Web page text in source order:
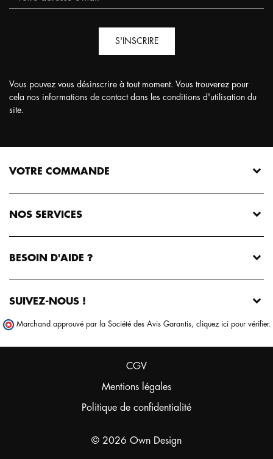
S'INSCRIRE
Vous pouvez vous désinscrire à tout moment. Vous trouverez pour
cela nos informations de contact dans les conditions d'utilisation du
site.
VOTRE COMMANDE
NOS SERVICES
BESOIN D'AIDE ?
SUIVEZ-NOUS !
Marchand approuvé par la Société des Avis Garantis, cliquez ici pour vérifier.
© 2026 Own Design
CGV
Mentions légales
Politique de confidentialité